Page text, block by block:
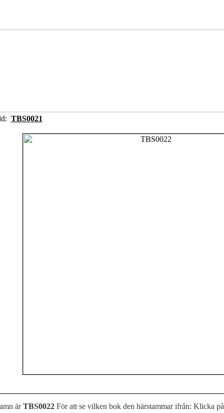
TBS0021
ärTBS0022För att se vilken bok den härstammar ifrån: Klicka